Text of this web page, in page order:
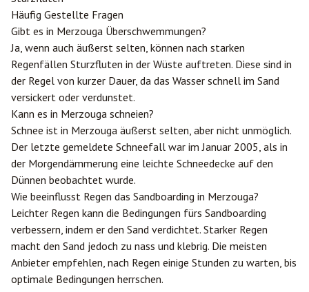
Häufig Gestellte Fragen
Gibt es in Merzouga Überschwemmungen?
Ja, wenn auch äußerst selten, können nach starken
Regenfällen Sturzfluten in der Wüste auftreten. Diese sind in
der Regel von kurzer Dauer, da das Wasser schnell im Sand
versickert oder verdunstet.
Kann es in Merzouga schneien?
Schnee ist in Merzouga äußerst selten, aber nicht unmöglich.
Der letzte gemeldete Schneefall war im Januar 2005, als in
der Morgendämmerung eine leichte Schneedecke auf den
Dünnen beobachtet wurde.
Wie beeinflusst Regen das Sandboarding in Merzouga?
Leichter Regen kann die Bedingungen fürs Sandboarding
verbessern, indem er den Sand verdichtet. Starker Regen
macht den Sand jedoch zu nass und klebrig. Die meisten
Anbieter empfehlen, nach Regen einige Stunden zu warten, bis
optimale Bedingungen herrschen.